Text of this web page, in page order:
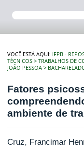
VOCÊ ESTÁ AQUI: IFPB -
TÉCNICOS
TRABALHOS DE
JOÃO PESSOA
Fatores
ambiente de
Cruz, Francimar